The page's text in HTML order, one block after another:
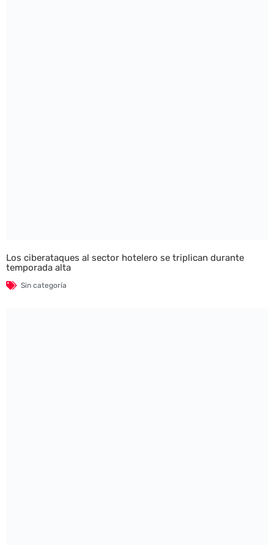
Los ciberataques al sector hotelero se triplican durante
temporada alta
Sin categoría